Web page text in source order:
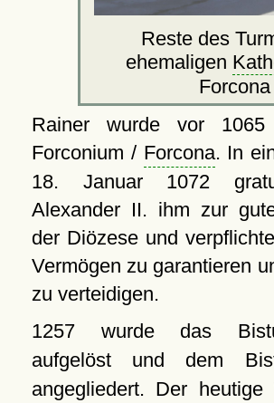
Reste des
ehemaligen
Forcona
Rainer wurde vor
Forconium / Forcona. In
18. Januar 1072
Alexander II. ihm zur
der Diözese und
Vermögen zu garantieren
zu verteidigen.
1257 wurde das
aufgelöst und dem
angegliedert. Der heutige